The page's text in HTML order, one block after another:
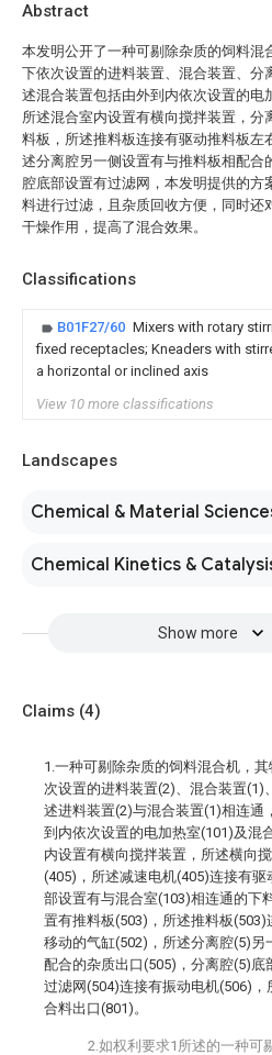
Abstract
本发明公开了一种可剔除杂质的饲料混
下依次设置的进料装置、混合装置、分
述混合装置包括由外到内依次设置的电
所述混合室内设置有横向搅拌装置，分
料板，所述推料板连接有驱动推料板左
述分离腔另一侧设置有与推料板相配合
腔底部设置有过滤网，本发明提供的方
料进行过滤，且杂质回收方便，同时还
干燥作用，提高了混合效果。
Classifications
B01F27/60 Mixers with rotary
fixed receptacles; Kneaders with
a horizontal or inclined axis
View 10 more classifications
Landscapes
Chemical & Material
Chemical Kinetics &
Show more
Claims (4)
1.一种可剔除杂质的饲料混合机，
次设置的进料装置(2)、混合装置(1)
述进料装置(2)与混合装置(1)相连通
到内依次设置的电加热室(101)及混
内设置有横向搅拌装置，所述横向
(405)，所述减速电机(405)连接有
部设置有与混合室(103)相连通的下
置有推料板(503)，所述推料板
移动的气缸(502)，所述分离腔(5)另
配合的杂质出口(505)，分离腔(5)底
过滤网(504)连接有振动电机(506)
合料出口(801)。
2.如权利要求1所述的一种可